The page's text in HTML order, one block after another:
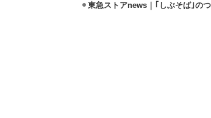
東急ストアnews｜｢しぶそば｣の